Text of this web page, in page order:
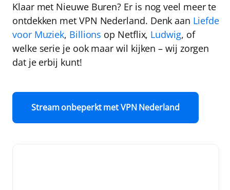
Klaar met Nieuwe Buren? Er is nog veel meer te
ontdekken met VPN Nederland. Denk aan Liefde
voor Muziek, Billions op Netflix, Ludwig, of
welke serie je ook maar wil kijken – wij zorgen
dat je erbij kunt!
Stream onbeperkt met VPN Nederland